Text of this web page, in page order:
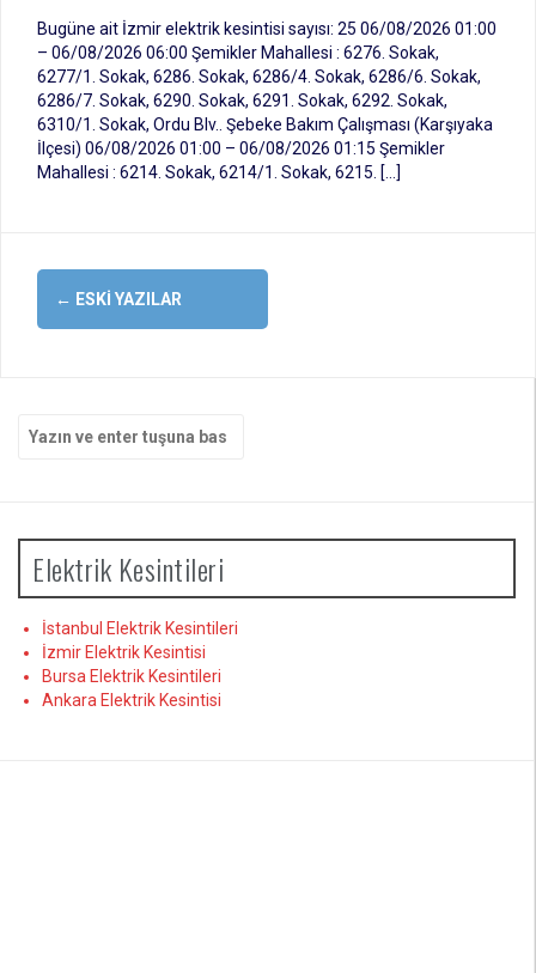
Bugüne ait İzmir elektrik kesintisi sayısı: 25 06/08/2026 01:00
– 06/08/2026 06:00 Şemikler Mahallesi : 6276. Sokak,
6277/1. Sokak, 6286. Sokak, 6286/4. Sokak, 6286/6. Sokak,
6286/7. Sokak, 6290. Sokak, 6291. Sokak, 6292. Sokak,
6310/1. Sokak, Ordu Blv.. Şebeke Bakım Çalışması (Karşıyaka
İlçesi) 06/08/2026 01:00 – 06/08/2026 01:15 Şemikler
Mahallesi : 6214. Sokak, 6214/1. Sokak, 6215. […]
Yazı
dolaşımı
← ESKI YAZILAR
Arama
yap:
Elektrik Kesintileri
İstanbul Elektrik Kesintileri
İzmir Elektrik Kesintisi
Bursa Elektrik Kesintileri
Ankara Elektrik Kesintisi